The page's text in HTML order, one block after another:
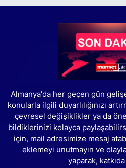
Almanya'da her geçen gün
konularla ilgili duyarlılığınızı
çevresel değişiklikler ya da
bildiklerinizi kolayca
için, mail adresimize mesaj
eklemeyi unutmayın ve
yaparak,